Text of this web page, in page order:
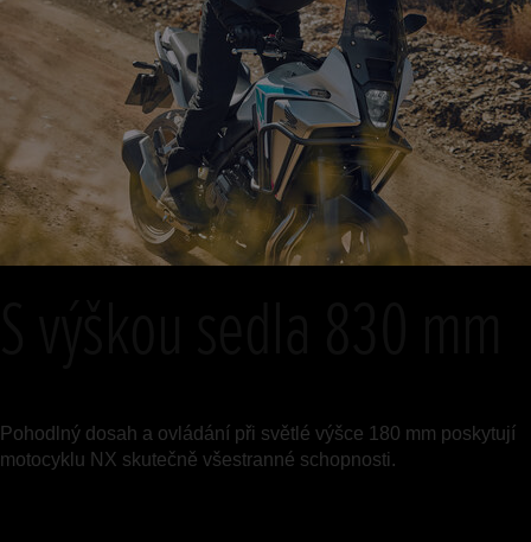
Pohodlný dosah a ovládání při světlé výšce 180 mm poskytují
motocyklu NX skutečně všestranné schopnosti.